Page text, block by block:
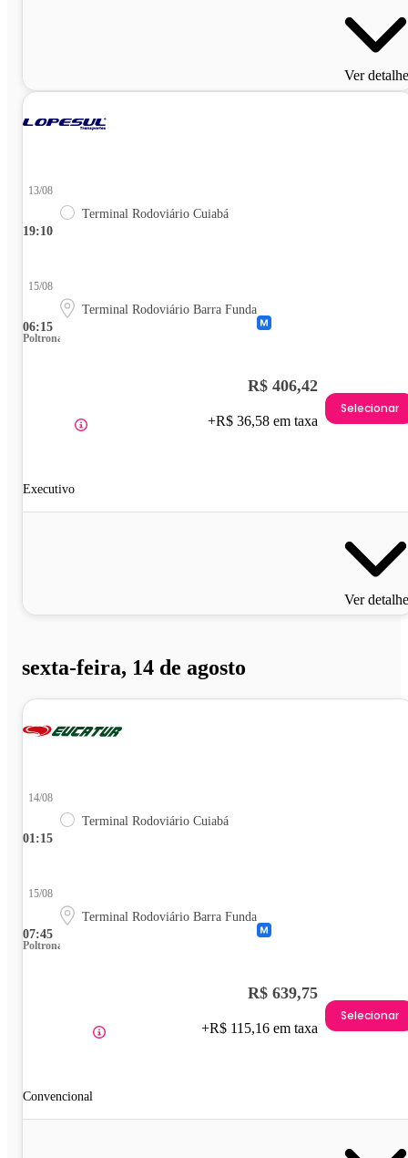
Ver
19:10
13/08
Terminal Rodoviário Cuiabá
06:15
15/08
Terminal Rodoviário Barra Funda
Poltrona
Executivo
R$ 406,42
+R$ 36,58 em taxa
Selecionar
Ver
sexta-feira, 14 de agosto
01:15
14/08
Terminal Rodoviário Cuiabá
07:45
15/08
Terminal Rodoviário Barra Funda
Poltrona
Convencional
R$ 639,75
+R$ 115,16 em taxa
Selecionar